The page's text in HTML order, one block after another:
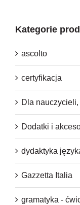
Kategorie
ascolto
certyfikacja
Dla nauczycieli,
Dodatki i
dydaktyka
Gazzetta Italia
gramatyka -